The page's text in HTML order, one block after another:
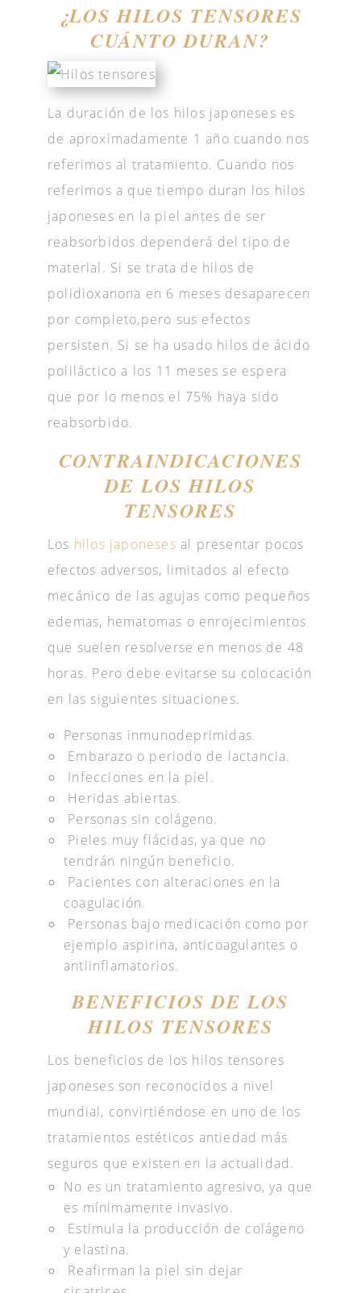
¿LOS HILOS TENSORES
CUÁNTO DURAN?
La duración de los hilos japoneses es
de aproximadamente 1 año cuando nos
referimos al tratamiento. Cuando nos
referimos a que tiempo duran los hilos
japoneses en la piel antes de ser
reabsorbidos dependerá del tipo de
material. Si se trata de hilos de
polidioxanona en 6 meses desaparecen
por completo,pero sus efectos
persisten. Si se ha usado hilos de ácido
poliláctico a los 11 meses se espera
que por lo menos el 75% haya sido
reabsorbido.
CONTRAINDICACIONES
DE LOS HILOS
TENSORES
Los hilos japoneses al presentar pocos
efectos adversos, limitados al efecto
mecánico de las agujas como pequeños
edemas, hematomas o enrojecimientos
que suelen resolverse en menos de 48
horas. Pero debe evitarse su colocación
en las siguientes situaciones.
Personas inmunodeprimidas.
Embarazo o periodo de lactancia.
Infecciones en la piel.
Heridas abiertas.
Personas sin colágeno.
Pieles muy flácidas, ya que no
tendrán ningún beneficio.
Pacientes con alteraciones en la
coagulación.
Personas bajo medicación como por
ejemplo aspirina, anticoagulantes o
antiinflamatorios.
BENEFICIOS DE LOS
HILOS TENSORES
Los beneficios de los hilos tensores
japoneses son reconocidos a nivel
mundial, convirtiéndose en uno de los
tratamientos estéticos antiedad más
seguros que existen en la actualidad.
No es un tratamiento agresivo, ya que
es mínimamente invasivo.
Estimula la producción de colágeno
y elastina.
Reafirman la piel sin dejar